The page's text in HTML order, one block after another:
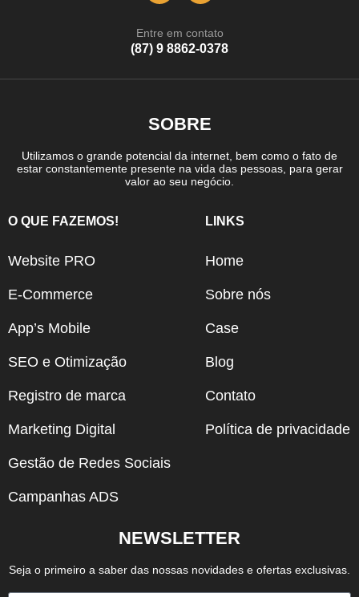
Entre em contato
(87) 9 8862-0378
SOBRE
Utilizamos o grande potencial da internet, bem como o fato de
estar constantemente presente na vida das pessoas, para gerar
valor ao seu negócio.
O QUE FAZEMOS!
Website PRO
E-Commerce
App’s Mobile
SEO e Otimização
Registro de marca
Marketing Digital
Gestão de Redes Sociais
Campanhas ADS
LINKS
Home
Sobre nós
Case
Blog
Contato
Política de privacidade
NEWSLETTER
Seja o primeiro a saber das nossas novidades e ofertas exclusivas.